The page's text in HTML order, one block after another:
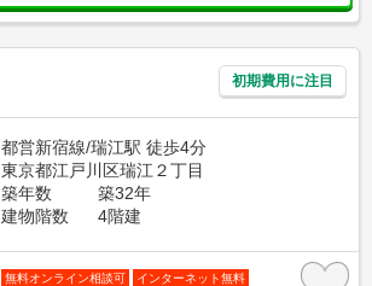
初期費用に注目
都営新宿線/瑞江駅 徒歩4分
東京都江戸川区瑞江２丁目
築年数
築32年
建物階数
4階建
無料オンライン相談可 インターネット無料